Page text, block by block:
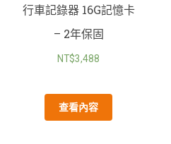
行車記錄器 16G記憶卡
– 2年保固
NT$3,488
查看內容